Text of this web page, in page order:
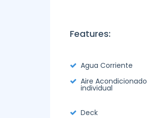
Features:
Agua Corriente
Aire Acondicionado
individual
Deck